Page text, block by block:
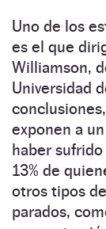
Uno de los
es el que
Williamson,
Universidad
exponen a un
haber
13% de
otros tipos
parados,